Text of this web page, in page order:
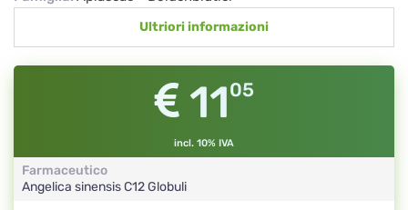
Ultriori informazioni
1105
incl. 10% IVA
Farmaceutico
Angelica sinensisC12Globuli